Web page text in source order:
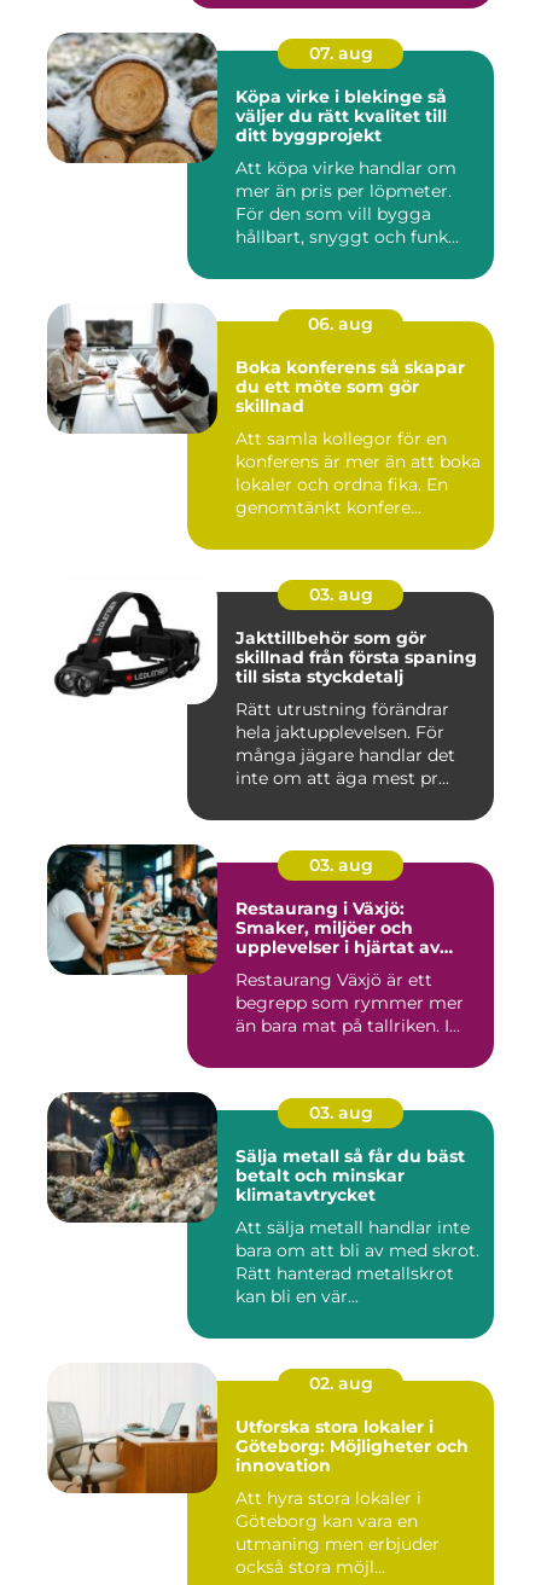
07. aug
Köpa virke i blekinge så
väljer du rätt kvalitet till
ditt byggprojekt
Att köpa virke handlar om
mer än pris per löpmeter.
För den som vill bygga
hållbart, snyggt och funk...
06. aug
Boka konferens så skapar
du ett möte som gör
skillnad
Att samla kollegor för en
konferens är mer än att boka
lokaler och ordna fika. En
genomtänkt konfere...
03. aug
Jakttillbehör som gör
skillnad från första spaning
till sista styckdetalj
Rätt utrustning förändrar
hela jaktupplevelsen. För
många jägare handlar det
inte om att äga mest pr...
03. aug
Restaurang i Växjö:
Smaker, miljöer och
upplevelser i hjärtat av
Restaurang Växjö är ett
begrepp som rymmer mer
än bara mat på tallriken. I...
03. aug
Sälja metall så får du bäst
betalt och minskar
klimatavtrycket
Att sälja metall handlar inte
bara om att bli av med skrot.
Rätt hanterad metallskrot
kan bli en vär...
02. aug
Utforska stora lokaler i
Göteborg: Möjligheter och
innovation
Att hyra stora lokaler i
Göteborg kan vara en
utmaning men erbjuder
också stora möjl...